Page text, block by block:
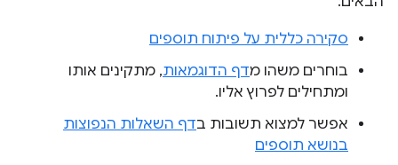
סקירה כללית על פיתוח תוספים
בוחרים משהו מדף הדוגמאות, מתקינים אותו
ומתחילים לפרוץ אליו.
אפשר למצוא תשובות בדף השאלות הנפוצות
בנושא תוספים